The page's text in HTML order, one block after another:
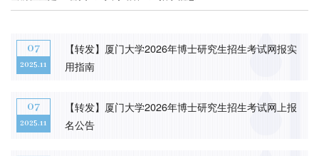
07
2025.11
【转发】厦门大学2026年博士研究生招生考试网报实
用指南
07
2025.11
【转发】厦门大学2026年博士研究生招生考试网上报
名公告